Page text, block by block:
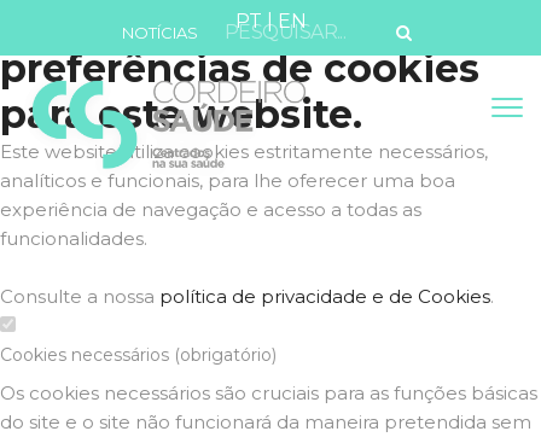
Defina as suas
preferências de cookies
para este website.
Este website utiliza cookies estritamente necessários,
analíticos e funcionais, para lhe oferecer uma boa
experiência de navegação e acesso a todas as
funcionalidades.
Consulte a nossa política de privacidade e de Cookies.
Cookies necessários (obrigatório)
Os cookies necessários são cruciais para as funções básicas
do site e o site não funcionará da maneira pretendida sem
PT| EN
NOTÍCIAS